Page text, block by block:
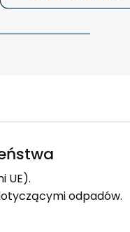
UE).
odpadów.